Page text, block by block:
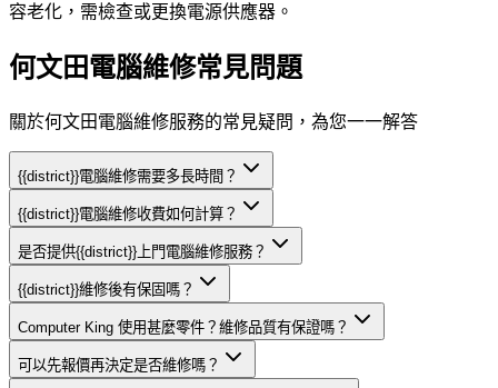
容老化，需檢查或更換電源供應器。
何文田電腦維修常見問題
關於何文田電腦維修服務的常見疑問，為您一一解答
{{district}}電腦維修需要多長時間？
{{district}}電腦維修收費如何計算？
是否提供{{district}}上門電腦維修服務？
{{district}}維修後有保固嗎？
Computer King 使用甚麼零件？維修品質有保證嗎？
可以先報價再決定是否維修嗎？